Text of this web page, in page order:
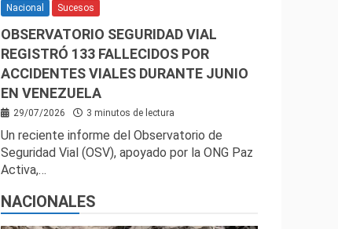
Nacional Sucesos
OBSERVATORIO SEGURIDAD VIAL
REGISTRÓ 133 FALLECIDOS POR
ACCIDENTES VIALES DURANTE JUNIO
EN VENEZUELA
29/07/2026 3 minutos de lectura
Un reciente informe del Observatorio de
Seguridad Vial (OSV), apoyado por la ONG Paz
Activa,…
NACIONALES